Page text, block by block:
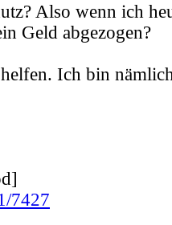
Also wenn ich
Geld abgezogen?
Ich bin
7427